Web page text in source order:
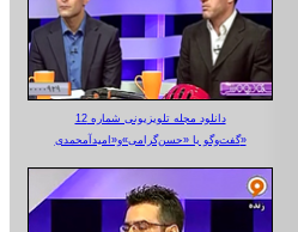
دانلود مجله تلویزیونی شماره 12
گفت‌وگو با «حسن‌گرامی»و«امیدآمحمدی»